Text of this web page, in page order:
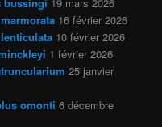
16 février 2026
10 février 2026
1 février 2026
25 janvier
omonti 6 décembre